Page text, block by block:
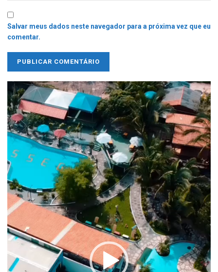
Salvar meus dados neste navegador para a próxima vez que eu
comentar.
Tocador
de
vídeo